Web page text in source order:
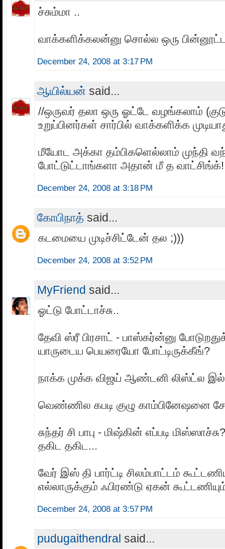
ச்சும்மா ..
வாக்களிக்கலன்னு சொல்ல ஒரு
December 24, 2008 at 3:17 PM
ஆயில்யன் said...
//ஒருவர் தலா ஒரு ஓட்டே வழங்கலாம்
உறுப்பினர்கள் சார்பில் வாக்களிக்க
மீயோட அக்கா தம்பிகளெல்லாம் முந்தி
போட்டுட்டாங்களா அதான் மீ த வாட்சிங்க்!
December 24, 2008 at 3:18 PM
கோபிநாத் said...
கடமையை முடிச்சிட்டேன் தல ;)))
December 24, 2008 at 3:52 PM
MyFriend said...
ஓட்டு போட்டாச்சு..
தேவி ஸ்ரீ பிரசாட் - பாஸ்கர்ன்னு
யாருடைய பெயரையோ போட்டிருக்கீங்?
நாக்க முக்க விஜய் ஆண்டனி லிஸ்ட்ல
வெண்ணில கபடி குழு காம்பினேஷனை
சுந்தர் சி பாபு - மிஷ்கின் எப்படி
தகிட தகிட...
வேர் இஸ் தி பார்ட்டி சிலம்பாட்டம்
எல்லாருக்கும் ஃபிரண்டு ஏகன்
December 24, 2008 at 3:57 PM
pudugaithendral said...